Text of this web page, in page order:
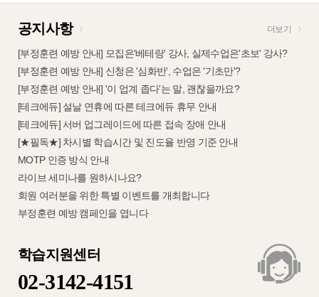
공지사항 더보기
[부정훈련 예방 안내] 모집은'베테랑' 강사, 실제수업은'초보' 강사?
[부정훈련 예방 안내] 신청은 '심화반', 수업은 '기초만'?
[부정훈련 예방 안내] '이 업계 좁다'는 말, 괜찮을까요?
[테크에듀] 설날 연휴에 따른 테크에듀 휴무 안내
[테크에듀] 서버 업그레이드에 따른 접속 장애 안내
[★필독★] 차시별 학습시간 및 진도율 반영 기준 안내
MOTP 인증 방식 안내
라이브 세미나를 원하시나요?
회원 여러분을 위한 특별 이벤트를 개최합니다
부정훈련 예방 캠페인을 엽니다
학습지원센터
02-3142-4151